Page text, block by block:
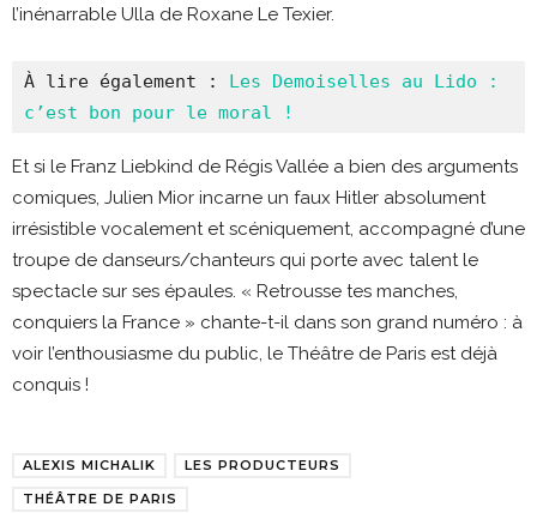
l’inénarrable Ulla de Roxane Le Texier.
À lire également : Les Demoiselles au Lido :
c’est bon pour le moral !
Et si le Franz Liebkind de Régis Vallée a bien des arguments
comiques, Julien Mior incarne un faux Hitler absolument
irrésistible vocalement et scéniquement, accompagné d’une
troupe de danseurs/chanteurs qui porte avec talent le
spectacle sur ses épaules. « Retrousse tes manches,
conquiers la France » chante-t-il dans son grand numéro : à
voir l’enthousiasme du public, le Théâtre de Paris est déjà
conquis !
ALEXIS MICHALIK
LES PRODUCTEURS
THÉÂTRE DE PARIS